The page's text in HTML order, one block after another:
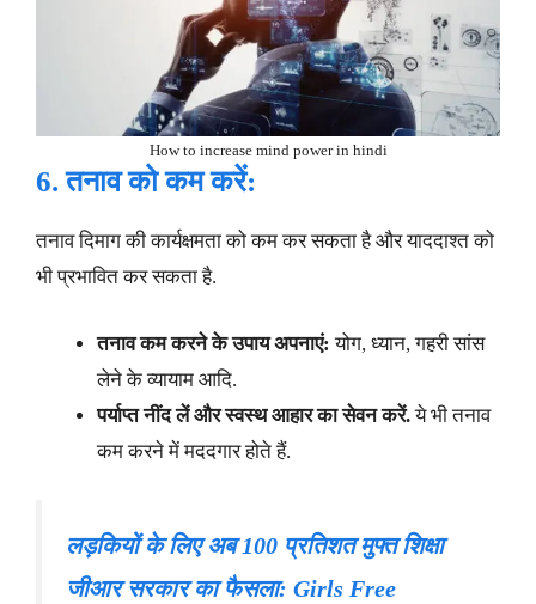
How to increase mind power in hindi
6. तनाव को कम करें:
तनाव दिमाग की कार्यक्षमता को कम कर सकता है और याददाश्त को
भी प्रभावित कर सकता है.
तनाव कम करने के उपाय अपनाएं: योग, ध्यान, गहरी सांस
लेने के व्यायाम आदि.
पर्याप्त नींद लें और स्वस्थ आहार का सेवन करें.ये भी तनाव
कम करने में मददगार होते हैं.
लड़कियों के लिए अब 100 प्रतिशत मुफ्त शिक्षा
जीआर सरकार का फैसला: Girls Free